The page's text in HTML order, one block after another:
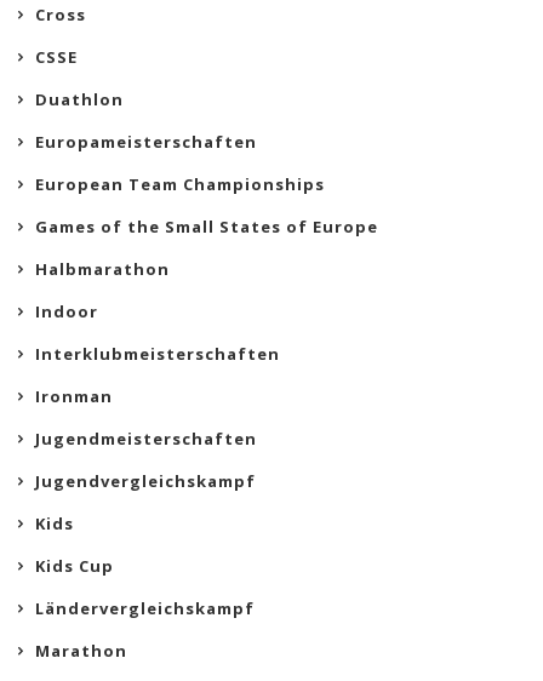
Cross
CSSE
Duathlon
Europameisterschaften
European Team Championships
Games of the Small States of Europe
Halbmarathon
Indoor
Interklubmeisterschaften
Ironman
Jugendmeisterschaften
Jugendvergleichskampf
Kids
Kids Cup
Ländervergleichskampf
Marathon